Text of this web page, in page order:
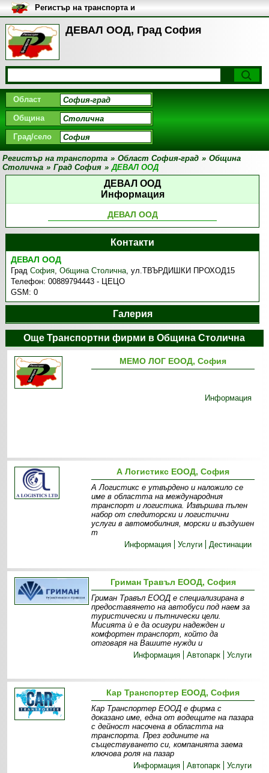
ДЕВАЛ ООД, Град София
Регистър на транспорта и
транспортните фирми в
България
Област
Община
Град/село
Регистър на транспорта » Област София-град » Община
Столична » Град София » ДЕВАЛ ООД
ДЕВАЛ ООД
Информация
ДЕВАЛ ООД
Контакти
ДЕВАЛ ООД
ГрадСофия,Община Столична,ул.ТВЪРДИШКИ ПРОХОД15
Телефон:00889794443 - ЦЕЦО
GSM:0
Галерия
Още Транспортни фирми в Община Столична
МЕМО ЛОГ ЕООД, София
Информация
А Логистикс ЕООД, София
А Логистикс е утвърдено и наложило се
име в областта на международния
транспорт и логистика. Извършва пълен
набор от спедиторски и логистични
услуги в автомобилния, морски и въздушен
т
Информация
Услуги Дестинации
Гриман Травъл ЕООД, София
Гриман Травъл ЕООД е специализирана в
предоставянето на автобуси под наем за
туристически и пътнически цели.
Мисията ѝ е да осигури надежден и
комфортен транспорт, който да
отговаря на Вашите нужди и
Информация
Автопарк Услуги
Кар Транспортер ЕООД, София
Кар Транспортер ЕООД е фирма с
доказано име, една от водещите на пазара
с дейност насочена в областта на
транспорта. През годините на
съществуването си, компанията заема
ключова роля на пазар
Информация
Автопарк Услуги